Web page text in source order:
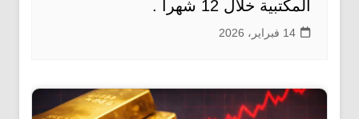
المكتبية خلال 12 شهرا .
14 فبراير، 2026